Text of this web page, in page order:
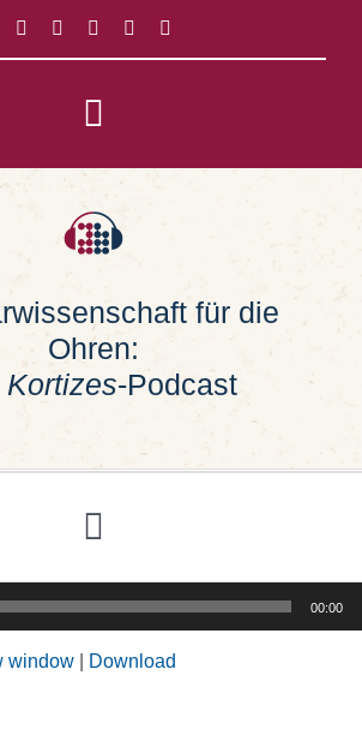
Toggle
Navigation
Impressum
für die
Ohren:
Kortizes-Podcast
Toggle
Navigation
00:00
window Download